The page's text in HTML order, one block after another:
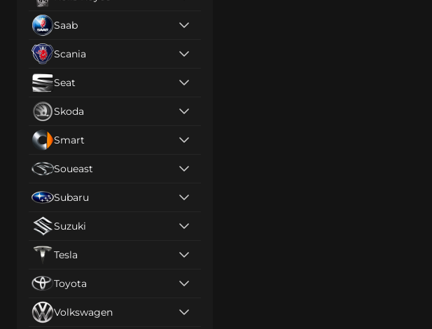
Saab
Scania
Seat
Skoda
Smart
Soueast
Subaru
Suzuki
Tesla
Toyota
Volkswagen